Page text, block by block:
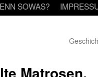
SOWAS?
Matrosen.